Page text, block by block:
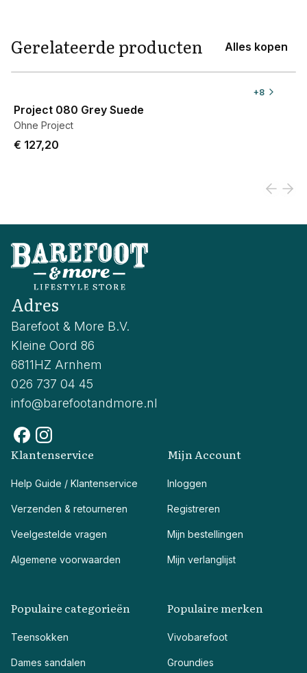
Gerelateerde producten Alles kopen
+8
Project 080 Grey Suede
Ohne Project
€ 127,20
Adres
Barefoot & More B.V.
Kleine Oord 86
6811HZ Arnhem
026 737 04 45
info@barefootandmore.nl
Klantenservice
Help Guide / Klantenservice
Verzenden & retourneren
Veelgestelde vragen
Algemene voorwaarden
Mijn Account
Inloggen
Registreren
Mijn bestellingen
Mijn verlanglijst
Populaire categorieën
Teensokken
Dames sandalen
Populaire merken
Vivobarefoot
Groundies